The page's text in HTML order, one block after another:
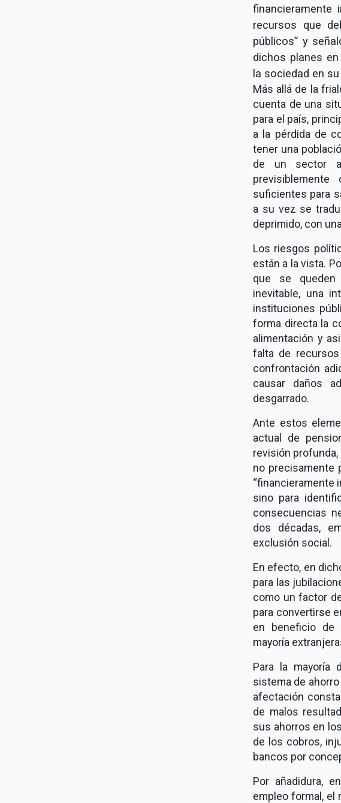
financieramente
recursos que
públicos
y
dichos planes
la sociedad en
Más allá de la
cuenta de una
para el país,
a la pérdida de
tener una
de un sector
suficientes para
a su vez se
deprimido, con
Los riesgos
están a la vista.
que se queden
inevitable, una
instituciones
forma directa la
alimentación y
falta de
confrontación
causar daños
desgarrado.
Ante estos
actual de
revisión profunda,
no precisamente
financieramente
sino para
consecuencias
dos décadas,
exclusión social.
En efecto, en
para las
como un factor
para convertirse
en beneficio de
mayoría
Para la mayoría
sistema de
afectación
de malos
sus ahorros en
de los cobros,
bancos por
Por añadidura,
empleo formal, el